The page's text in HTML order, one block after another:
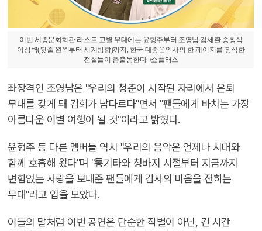
이번 세종문화회관 라스트 고별 무대에는 윤형주부터 조영남 김세환 송창식
이상벽(뒷줄 왼쪽부터 시계방향)까지, 한국 대중음악사의 한 페이지를 장식한
전설들이 총출동한다. /쇼플러스
좌장격인 조영남은 "우리의 청춘이 시작된 자리에서 은퇴
무대를 갖게 돼 감회가 남다르다"면서 "팬들에게 바치는 가장
아름다운 이별 여행이 될 것"이라고 밝혔다.
윤형주 등 다른 멤버들 역시 "우리의 음악은 언제나 시대와
함께 호흡해 왔다"며 "통기타와 청바지 시절부터 지금까지
변함없는 사랑을 보내준 팬들에게 감사의 마음을 전하는
무대"라고 입을 모았다.
이들의 말처럼 이번 공연은 단순한 작별이 아닌, 긴 시간